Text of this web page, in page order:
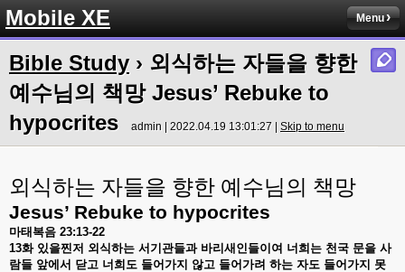
Mobile XE Menu
Bible Study› 외식하는 자들을 향한
예수님의 책망 Jesus’ Rebuke to
hypocrites
admin | 2022.04.19 13:01:27 | Skip to menu
외식하는 자들을 향한 예수님의 책망
Jesus’ Rebuke to hypocrites
마태복음 23:13-22
13화 있을찐저 외식하는 서기관들과 바리새인들이여 너희는 천국 문을 사
람들 앞에서 닫고 너희도 들어가지 않고 들어가려 하는 자도 들어가지 못